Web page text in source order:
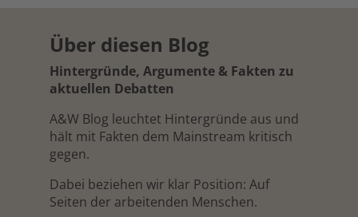
Über diesen Blog
Hintergründe, Argumente & Fakten zu
aktuellen Debatten
A&W Blog leuchtet Hintergründe aus und
hält mit Fakten dem Mainstream kritisch
gegen.
Dabei beziehen wir klar Position: Auf
Seiten der arbeitenden Menschen.